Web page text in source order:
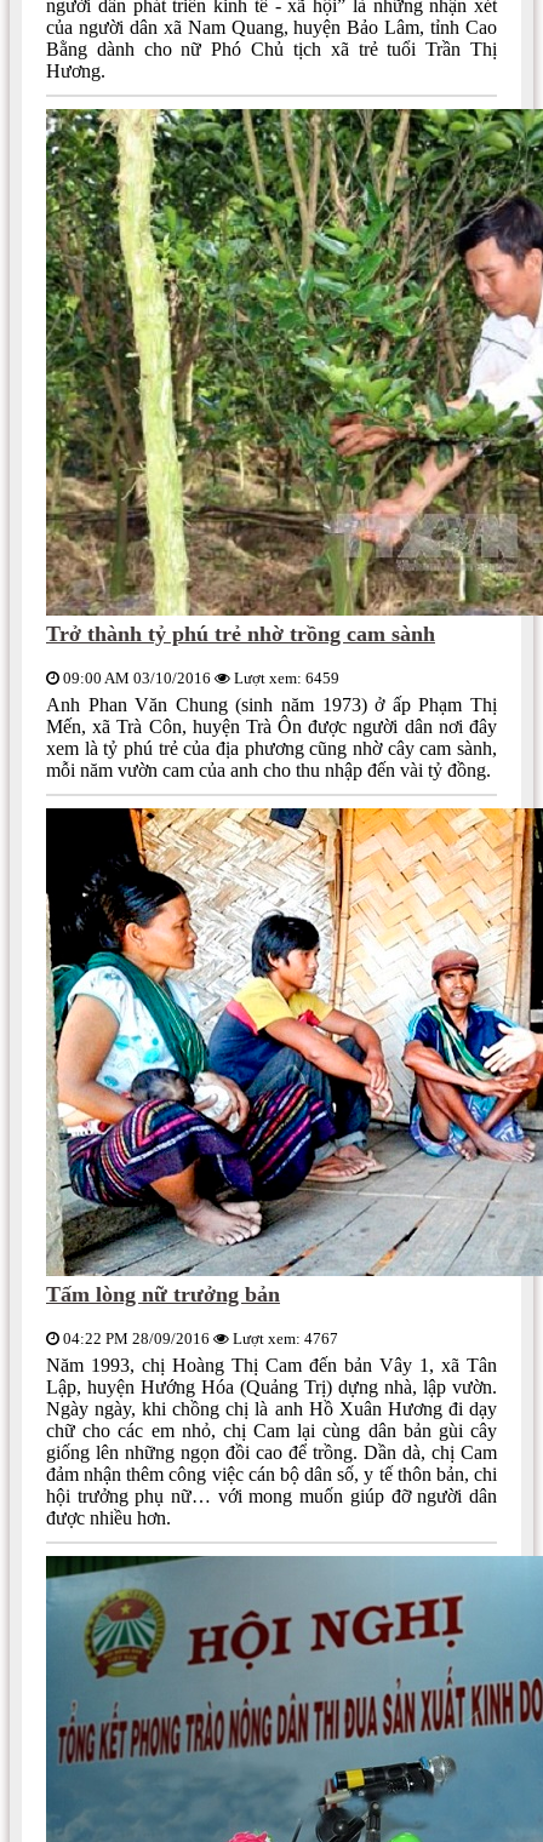
người dân phát triển kinh tế - xã hội” là những nhận xét
của người dân xã Nam Quang, huyện Bảo Lâm, tỉnh Cao
Bằng dành cho nữ Phó Chủ tịch xã trẻ tuổi Trần Thị
Hương.
Trở thành tỷ phú trẻ nhờ trồng cam sành
09:00 AM 03/10/2016 Lượt xem: 6459
Anh Phan Văn Chung (sinh năm 1973) ở ấp Phạm Thị
Mến, xã Trà Côn, huyện Trà Ôn được người dân nơi đây
xem là tỷ phú trẻ của địa phương cũng nhờ cây cam sành,
mỗi năm vườn cam của anh cho thu nhập đến vài tỷ đồng.
Tấm lòng nữ trưởng bản
04:22 PM 28/09/2016 Lượt xem: 4767
Năm 1993, chị Hoàng Thị Cam đến bản Vây 1, xã Tân
Lập, huyện Hướng Hóa (Quảng Trị) dựng nhà, lập vườn.
Ngày ngày, khi chồng chị là anh Hồ Xuân Hương đi dạy
chữ cho các em nhỏ, chị Cam lại cùng dân bản gùi cây
giống lên những ngọn đồi cao để trồng. Dần dà, chị Cam
đảm nhận thêm công việc cán bộ dân số, y tế thôn bản, chi
hội trưởng phụ nữ… với mong muốn giúp đỡ người dân
được nhiều hơn.